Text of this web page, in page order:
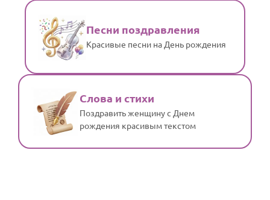
Песни поздравления
Красивые песни на День рождения
Слова и стихи
Поздравить женщину с Днем
рождения красивым текстом